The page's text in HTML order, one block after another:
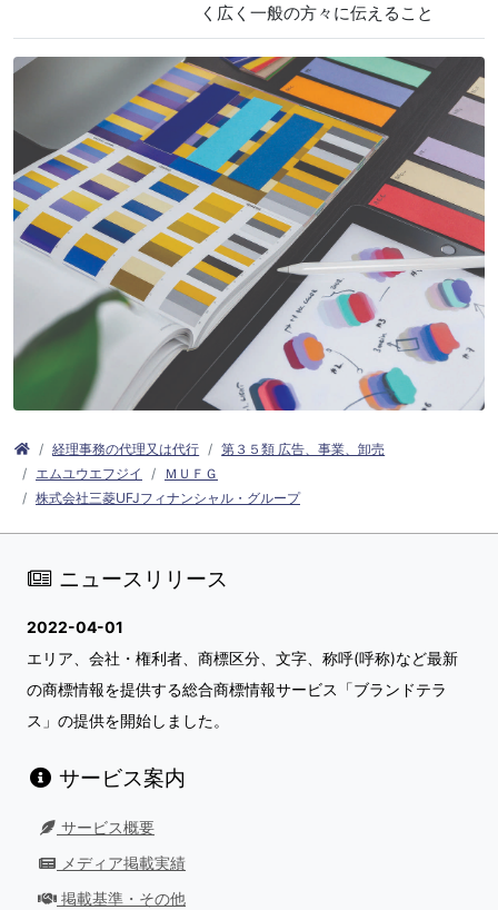
く広く一般の方々に伝えること
経理事務の代理又は代行
第３５類 広告、事業、卸売
エムユウエフジイ
ＭＵＦＧ
株式会社三菱UFJフィナンシャル・グループ
ニュースリリース
2022-04-01
エリア、会社・権利者、商標区分、文字、称呼(呼称)など最新
の商標情報を提供する総合商標情報サービス「ブランドテラ
ス」の提供を開始しました。
サービス案内
サービス概要
メディア掲載実績
掲載基準・その他